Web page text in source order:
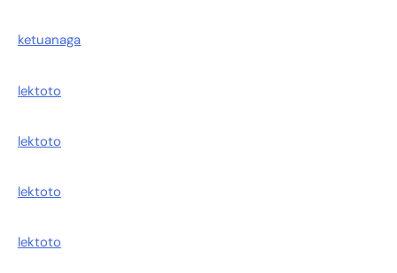
ketuanaga
lektoto
lektoto
lektoto
lektoto